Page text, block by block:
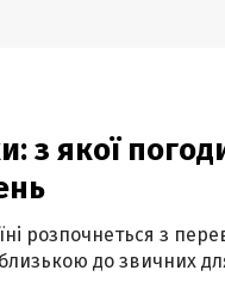
з якої
розпочнеться з
до звичних